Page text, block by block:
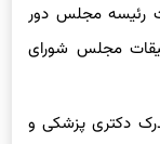
رئیسه مجلس دور
مجلس شورای
متولد ۱۳۵۰ و دارای مدرک دکتری پزشکی و